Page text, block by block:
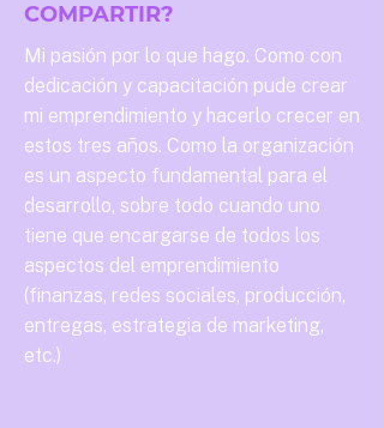
COMPARTIR?
Mi pasión por lo que hago. Como con
dedicación y capacitación pude crear
mi emprendimiento y hacerlo crecer en
estos tres años. Como la organización
es un aspecto fundamental para el
desarrollo, sobre todo cuando uno
tiene que encargarse de todos los
aspectos del emprendimiento
(finanzas, redes sociales, producción,
entregas, estrategia de marketing,
etc.)